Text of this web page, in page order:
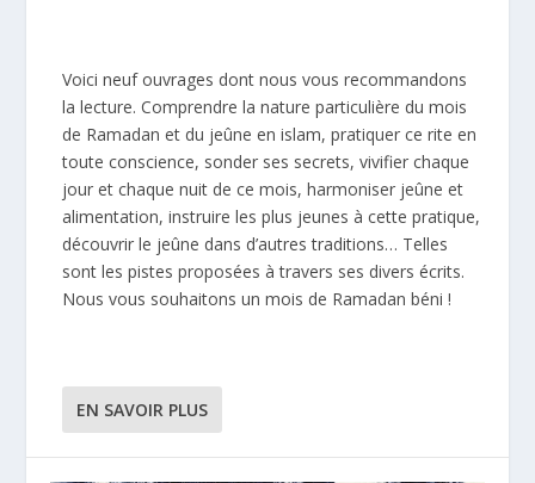
Voici neuf ouvrages dont nous vous recommandons
la lecture. Comprendre la nature particulière du mois
de Ramadan et du jeûne en islam, pratiquer ce rite en
toute conscience, sonder ses secrets, vivifier chaque
jour et chaque nuit de ce mois, harmoniser jeûne et
alimentation, instruire les plus jeunes à cette pratique,
découvrir le jeûne dans d’autres traditions… Telles
sont les pistes proposées à travers ses divers écrits.
Nous vous souhaitons un mois de Ramadan béni !
EN SAVOIR PLUS